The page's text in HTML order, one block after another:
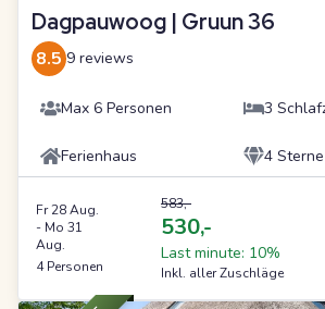
Dagpauwoog | Gruun 36
8.5 9 reviews
Max 6 Personen 3
Ferienhaus 4 Sterne
583,-
530,-
Last minute: 10%
Inkl. aller Zuschläge
Fr 28 Aug.
- Mo 31
Aug.
4 Personen